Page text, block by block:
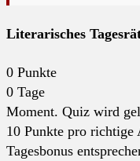
Literarisches
0 Punkte
0 Tage
Moment. Quiz wird
10 Punkte pro
Tagesbonus